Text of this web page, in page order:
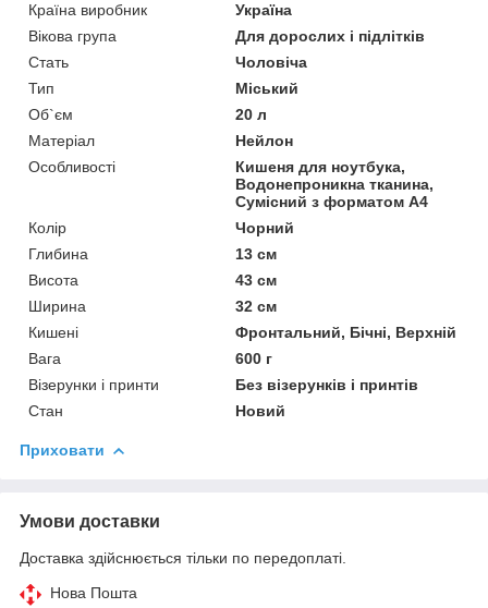
Країна виробник
Україна
Вікова група
Для дорослих і підлітків
Стать
Чоловіча
Тип
Міський
Об`єм
20 л
Матеріал
Нейлон
Особливості
Кишеня для ноутбука,
Водонепроникна тканина,
Сумісний з форматом А4
Колір
Чорний
Глибина
13 см
Висота
43 см
Ширина
32 см
Кишені
Фронтальний, Бічні, Верхній
Вага
600 г
Візерунки і принти
Без візерунків і принтів
Стан
Новий
Приховати
Умови доставки
Доставка здійснюється тільки по передоплаті.
Нова Пошта